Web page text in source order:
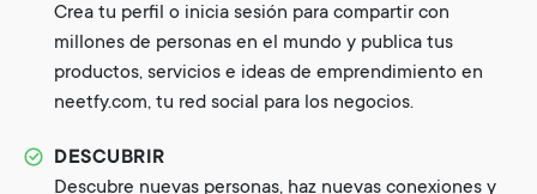
Crea tu perfil o inicia sesión para compartir con
millones de personas en el mundo y publica tus
productos, servicios e ideas de emprendimiento en
neetfy.com, tu red social para los negocios.
DESCUBRIR
Descubre nuevas personas, haz nuevas conexiones y